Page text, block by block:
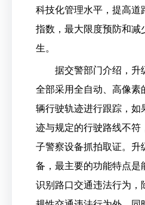
科技化管理水平，提高道
指数，最大限度预防和减
生。
据交警部门介绍，升
全部采用全自动、高像素
辆行驶轨迹进行跟踪，如
迹与规定的行驶路线不符
子警察设备抓拍取证。升
备，最主要的功能特点是
识别路口交通违法行为，